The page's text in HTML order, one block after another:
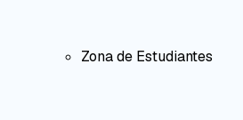
Zona de Estudiantes